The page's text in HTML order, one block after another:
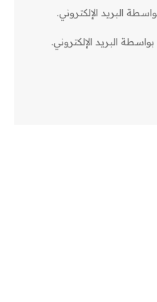
البريد الإلكتروني.
البريد الإلكتروني.